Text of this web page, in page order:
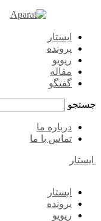
ایستار
پرونده
ریویو
مقاله
گفتگو
جستجو
درباره ما
تماس با ما
ایستار
ایستار
پرونده
ریویو